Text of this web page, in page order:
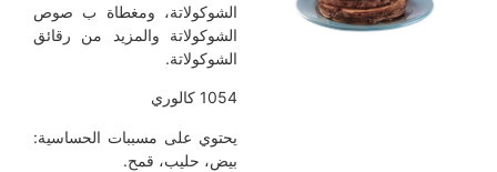
الشوكولاتة، ومغطاة ب صوص
الشوكولاتة والمزيد من رقائق
الشوكولاتة.
يحتوي على مسببات الحساسية:
بيض، حليب، قمح.